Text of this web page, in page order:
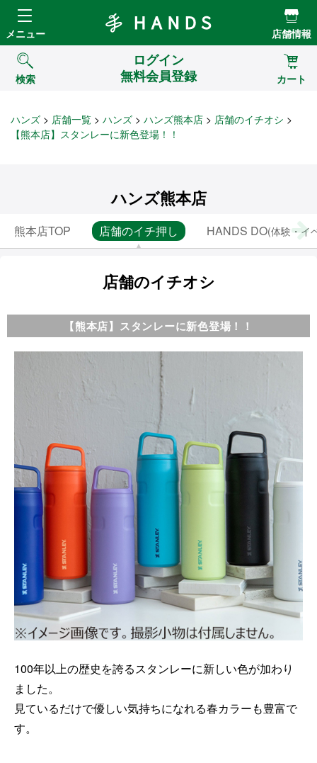
Hands ハンズ
メニュー 店舗情報
検索
ログイン
無料会員登録
カート
ハンズ 店舗一覧 ハンズ ハンズ熊本店
店舗のイチオシ
【熊本店】スタンレーに新色登場！！
ハンズ熊本店
熊本店TOP 店舗のイチ押し HANDS DO(体験・イ
店舗のイチオシ
【熊本店】スタンレーに新色登場！！
100年以上の歴史を誇るスタンレーに新しい色が加わり
ました。
見ているだけで優しい気持ちになれる春カラーも豊富で
す。